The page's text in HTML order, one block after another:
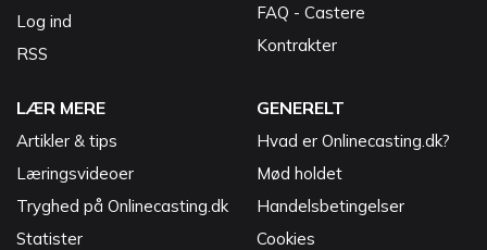
Log ind
RSS
FAQ - Castere
Kontrakter
LÆR MERE
Artikler & tips
Læringsvideoer
Tryghed på Onlinecasting.dk
Statister
GENERELT
Hvad er Onlinecasting.dk?
Mød holdet
Handelsbetingelser
Cookies